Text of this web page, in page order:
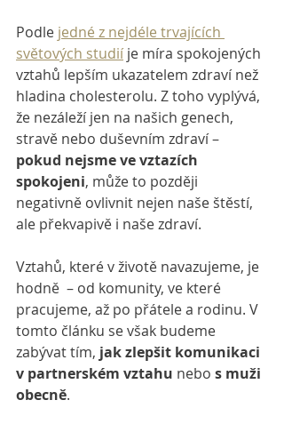
Podle jedné z nejdéle trvajících
světových studií je míra spokojených
vztahů lepším ukazatelem zdraví než
hladina cholesterolu. Z toho vyplývá,
že nezáleží jen na našich genech,
stravě nebo duševním zdraví –
pokud nejsme ve vztazích
spokojeni, může to později
negativně ovlivnit nejen naše štěstí,
ale překvapivě i naše zdraví.
Vztahů, které v životě navazujeme, je
hodně  – od komunity, ve které
pracujeme, až po přátele a rodinu. V
tomto článku se však budeme
zabývat tím, jak zlepšit komunikaci
v partnerském vztahu nebo s muži
obecně.